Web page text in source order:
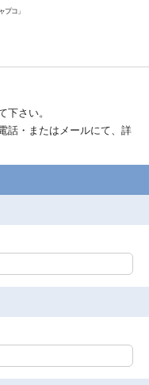
プコ」
下さい。
話・またはメールにて、詳